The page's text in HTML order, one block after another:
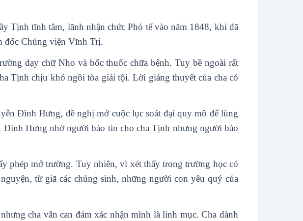
Tịnh tĩnh tâm, lãnh nhận chức Phó tế vào năm 1848, khi đã
đốc Chủng viện Vĩnh Trị.
dạy chữ Nho và bốc thuốc chữa bệnh. Tuy bề ngoài rất
Tịnh chịu khó ngồi tòa giải tội. Lời giảng thuyết của cha có
Đình Hưng, đề nghị mở cuộc lục soát đại quy mô để lùng
Đình Hưng nhờ người báo tin cho cha Tịnh nhưng người báo
phép mở trường. Tuy nhiên, vì xét thấy trong trường học có
từ giã các chủng sinh, những người con yêu quý của
cha vẫn can đảm xác nhận mình là linh mục. Cha dành